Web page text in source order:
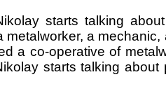
starts talking
a
a co-operative of
starts talking